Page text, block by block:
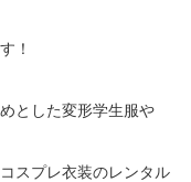
！
とした変形学生服や
スプレ衣装のレンタル